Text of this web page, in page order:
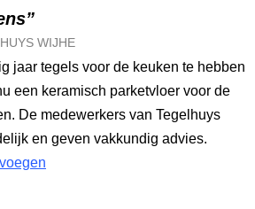
WIJHE
jaar tegels voor de keuken te hebben
een keramisch parketvloer voor de
De medewerkers van Tegelhuys
en geven vakkundig advies.